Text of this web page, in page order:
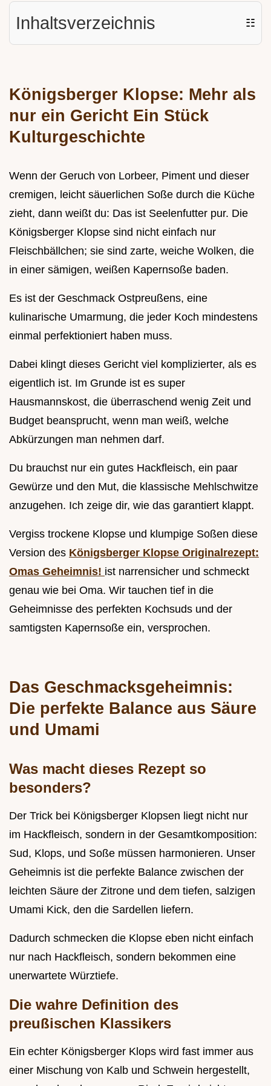
Inhaltsverzeichnis ☷
Königsberger Klopse: Mehr als
nur ein Gericht Ein Stück
Kulturgeschichte
Wenn der Geruch von Lorbeer, Piment und dieser
cremigen, leicht säuerlichen Soße durch die Küche
zieht, dann weißt du: Das ist Seelenfutter pur. Die
Königsberger Klopse sind nicht einfach nur
Fleischbällchen; sie sind zarte, weiche Wolken, die
in einer sämigen, weißen Kapernsoße baden.
Es ist der Geschmack Ostpreußens, eine
kulinarische Umarmung, die jeder Koch mindestens
einmal perfektioniert haben muss.
Dabei klingt dieses Gericht viel komplizierter, als es
eigentlich ist. Im Grunde ist es super
Hausmannskost, die überraschend wenig Zeit und
Budget beansprucht, wenn man weiß, welche
Abkürzungen man nehmen darf.
Du brauchst nur ein gutes Hackfleisch, ein paar
Gewürze und den Mut, die klassische Mehlschwitze
anzugehen. Ich zeige dir, wie das garantiert klappt.
Vergiss trockene Klopse und klumpige Soßen diese
Version des Königsberger Klopse Originalrezept:
Omas Geheimnis! ist narrensicher und schmeckt
genau wie bei Oma. Wir tauchen tief in die
Geheimnisse des perfekten Kochsuds und der
samtigsten Kapernsoße ein, versprochen.
Das Geschmacksgeheimnis:
Die perfekte Balance aus Säure
und Umami
Was macht dieses Rezept so
besonders?
Der Trick bei Königsberger Klopsen liegt nicht nur
im Hackfleisch, sondern in der Gesamtkomposition:
Sud, Klops, und Soße müssen harmonieren. Unser
Geheimnis ist die perfekte Balance zwischen der
leichten Säure der Zitrone und dem tiefen, salzigen
Umami Kick, den die Sardellen liefern.
Dadurch schmecken die Klopse eben nicht einfach
nur nach Hackfleisch, sondern bekommen eine
unerwartete Würztiefe.
Die wahre Definition des
preußischen Klassikers
Ein echter Königsberger Klops wird fast immer aus
einer Mischung von Kalb und Schwein hergestellt,